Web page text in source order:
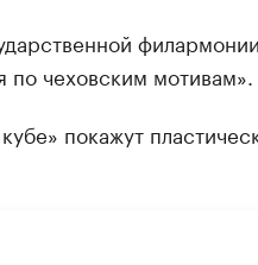
филармонии
по чеховским мотивам».
покажут